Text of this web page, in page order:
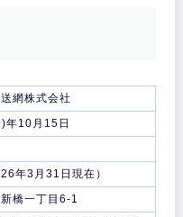
網株式会社
年10月15日
年3月31日現在）
橋一丁目6-1